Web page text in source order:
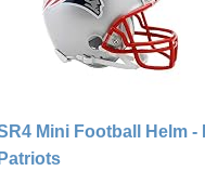
Mini Football Helm -